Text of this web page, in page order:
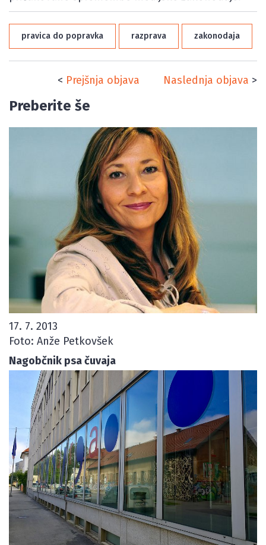
pravica do popravka razprava zakonodaja
< Prejšnja objava Naslednja objava >
Preberite še
17. 7. 2013
Foto: Anže Petkovšek
Nagobčnik psa čuvaja